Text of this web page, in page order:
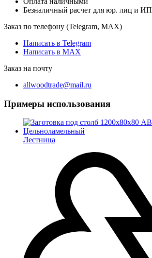
Безналичный расчет для юр. лиц и ИП
Заказ по телефону (Telegram, MAX)
Написать в Telegram
Написать в MAX
Заказ на почту
allwoodtrade@mail.ru
Примеры использования
Лестница